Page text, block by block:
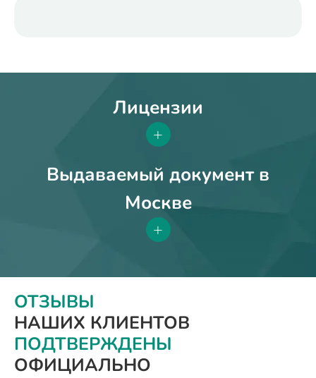
Лицензии
+
Выдаваемый документ в
Москве
+
ОТЗЫВЫ
НАШИХ КЛИЕНТОВ
ПОДТВЕРЖДЕНЫ
ОФИЦИАЛЬНО